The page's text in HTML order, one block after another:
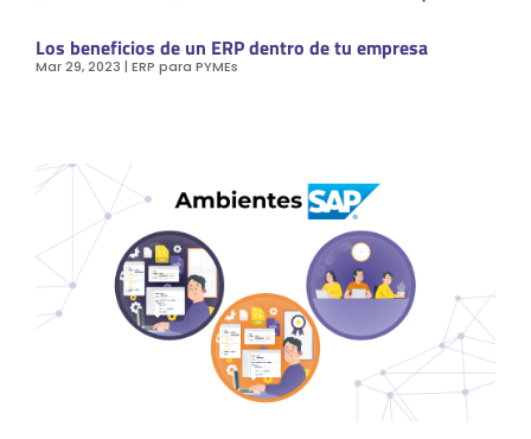
Los beneficios de un ERP dentro de tu empresa
Mar 29, 2023 |ERP para PYMEs